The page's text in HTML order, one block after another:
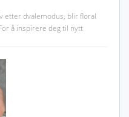
etter dvalemodus, blir floral
å inspirere deg til nytt